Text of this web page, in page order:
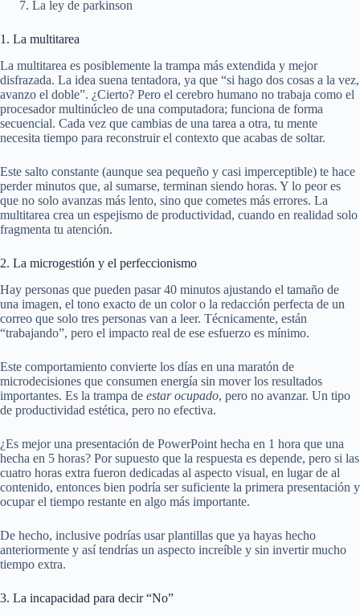
La ley de parkinson
1. La multitarea
La multitarea es posiblemente la trampa más extendida y mejor
disfrazada. La idea suena tentadora, ya que “si hago dos cosas a la vez,
avanzo el doble”. ¿Cierto? Pero el cerebro humano no trabaja como el
procesador multinúcleo de una computadora; funciona de forma
secuencial. Cada vez que cambias de una tarea a otra, tu mente
necesita tiempo para reconstruir el contexto que acabas de soltar.
Este salto constante (aunque sea pequeño y casi imperceptible) te hace
perder minutos que, al sumarse, terminan siendo horas. Y lo peor es
que no solo avanzas más lento, sino que cometes más errores. La
multitarea crea un espejismo de productividad, cuando en realidad solo
fragmenta tu atención.
2. La microgestión y el perfeccionismo
Hay personas que pueden pasar 40 minutos ajustando el tamaño de
una imagen, el tono exacto de un color o la redacción perfecta de un
correo que solo tres personas van a leer. Técnicamente, están
“trabajando”, pero el impacto real de ese esfuerzo es mínimo.
Este comportamiento convierte los días en una maratón de
microdecisiones que consumen energía sin mover los resultados
importantes. Es la trampa de estar ocupado, pero no avanzar. Un tipo
de productividad estética, pero no efectiva.
¿Es mejor una presentación de PowerPoint hecha en 1 hora que una
hecha en 5 horas? Por supuesto que la respuesta es depende, pero si las
cuatro horas extra fueron dedicadas al aspecto visual, en lugar de al
contenido, entonces bien podría ser suficiente la primera presentación y
ocupar el tiempo restante en algo más importante.
De hecho, inclusive podrías usar plantillas que ya hayas hecho
anteriormente y así tendrías un aspecto increíble y sin invertir mucho
tiempo extra.
3. La incapacidad para decir “No”